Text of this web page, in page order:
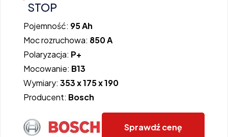
STOP
Pojemność: 95 Ah
Moc rozruchowa: 850 A
Polaryzacja: P+
Mocowanie: B13
Wymiary: 353 x 175 x 190
Producent: Bosch
Sprawdź cenę